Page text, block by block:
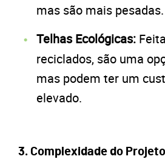
mas são mais pesadas.
Telhas Ecológicas:
reciclados, são uma
mas podem ter um
elevado.
3. Complexidade do Projeto